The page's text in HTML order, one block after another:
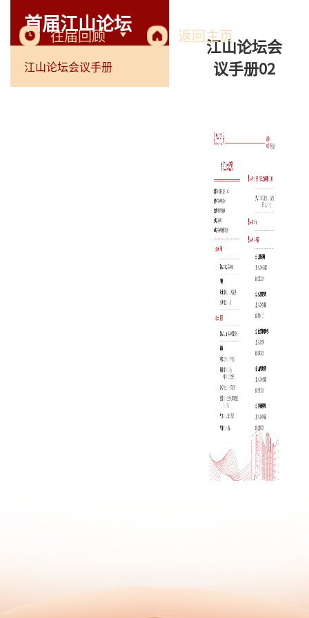
往届回顾 返回主页
首届江山论坛
江山论坛会议手册
江山论坛会
议手册02